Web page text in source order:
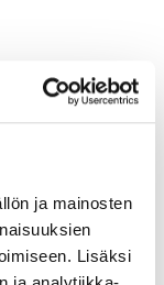
ja mainosten
Lisäksi
tehokasta
jaotella